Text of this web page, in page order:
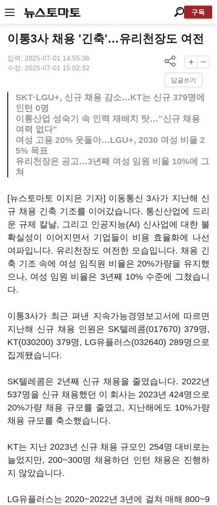
구독
이통3사 채용 '긴축'…유리천장도 여전
입력: 2025-07-01 14:55:36
수정: 2025-07-01 15:02:32
답글쓰기
SKT·LGU+, 신규 채용 감소…KT는 신규 379명에
인턴 0명
이통산업 성숙기 속 인력 재배치 탓…"신규 채용
여력 없다"
여성 고용 20% 웃돌아…LGU+, 2030 여성 비율 2
5% 목표
유리천장은 공고…3년째 여성 임원 비율 10%에 그
쳐
[뉴스토마토 이지은 기자] 이동통신 3사가 지난해 신
규 채용 긴축 기조를 이어갔습니다. 통신산업에 드리
운 규제 칼날, 그리고 인공지능(AI) 신사업에 대한 불
확실성이 이어지면서 기업들이 비용 효율화에 나선
여파입니다. 유리천장도 여전한 모습입니다. 채용 긴
축 기조 속에 여성 임직원 비율은 20%가량을 유지했
으나, 여성 임원 비율은 3년째 10% 수준에 그쳤습니
다.
이통3사가 최근 펴낸 지속가능경영보고서에 따르면
지난해 신규 채용 인원은 SK텔레콤(017670) 379명,
KT(030200) 379명, LG유플러스(032640) 289명으로
집계됐습니다.
SK텔레콤은 2년째 신규 채용을 줄였습니다. 2022년
537명을 신규 채용했던 이 회사는 2023년 424명으로
20%가량 채용 규모를 줄였고, 지난해에도 10%가량
채용 규모를 축소했습니다.
KT는 지난 2023년 신규 채용 규모인 254명 대비로는
늘었지만, 200~300명 채용하던 인턴 채용은 진행하
지 않았습니다.
LG유플러스는 2020~2022년 3년에 걸쳐 매해 800~9